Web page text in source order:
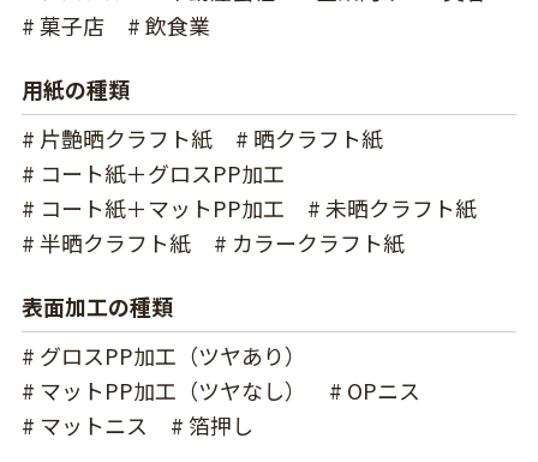
# 菓子店
# 飲食業
用紙の種類
# 片艶晒クラフト紙
# 晒クラフト紙
# コート紙＋グロスPP加工
# コート紙＋マットPP加工
# 未晒クラフト紙
# 半晒クラフト紙
# カラークラフト紙
表面加工の種類
# グロスPP加工（ツヤあり）
# マットPP加工（ツヤなし）
# OPニス
# マットニス
# 箔押し